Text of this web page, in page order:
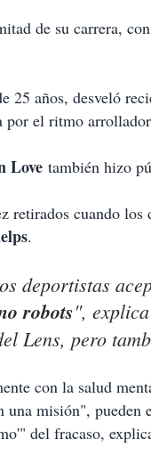
de su carrera,
25 años, desveló
por el ritmo
Love también hizo
retirados cuando
.
deportistas
robots", explica
Lens, pero
con la salud
misión", pueden
del fracaso,